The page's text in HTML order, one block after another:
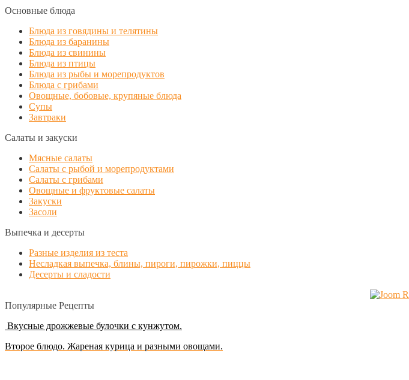
Основные блюда
Блюда из говядины и телятины
Блюда из баранины
Блюда из свинины
Блюда из птицы
Блюда из рыбы и морепродуктов
Блюда с грибами
Овощные, бобовые, крупяные блюда
Супы
Завтраки
Салаты и закуски
Мясные салаты
Салаты с рыбой и морепродуктами
Салаты с грибами
Овощные и фруктовые салаты
Закуски
Засоли
Выпечка и десерты
Разные изделия из теста
Несладкая выпечка, блины, пироги, пирожки, пиццы
Десерты и сладости
Популярные Рецепты
Вкусные дрожжевые булочки с кунжутом.
Второе блюдо. Жареная курица и разными овощами.